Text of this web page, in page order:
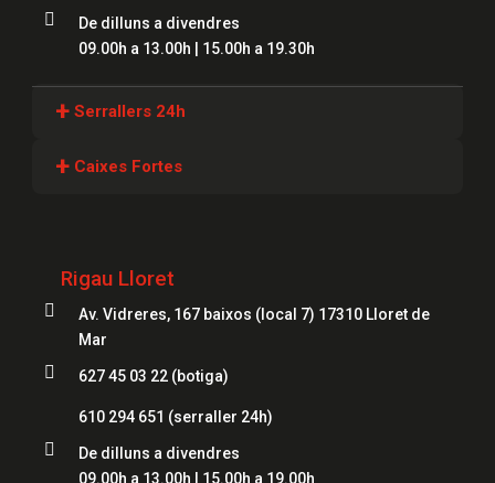

De dilluns a divendres
09.00h a 13.00h | 15.00h a 19.30h
+ Serrallers 24h
Serrallers Girona
Serrallers Mataró
Serrallers Salt
Serrallers Platja d'Aro
+ Caixes Fortes
Caixes Fortes Mataró
Caixes Fortes Figueres
Caixes Fortes Lloret
Rigau Lloret

Av. Vidreres, 167 baixos (local 7) 17310 Lloret de
Mar
 627 45 03 22 (botiga)
610 294 651 (serraller 24h)

De dilluns a divendres
09.00h a 13.00h | 15.00h a 19.00h